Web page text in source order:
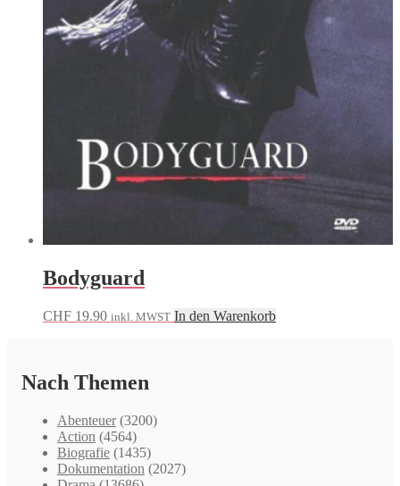
Bodyguard
CHF 19.90 inkl. MWST In den Warenkorb
Nach Themen
Abenteuer (3200)
Action (4564)
Biografie (1435)
Dokumentation (2027)